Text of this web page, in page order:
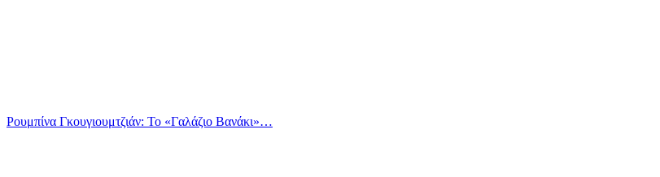
Ρουμπίνα Γκουγιουμτζιάν: Το «Γαλάζιο Βανάκι»…